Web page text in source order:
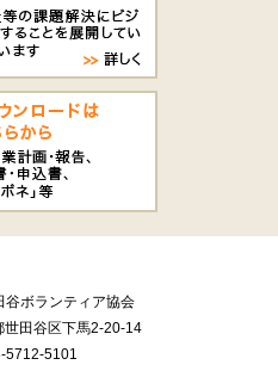
谷ボランティア協会
田谷区下馬2-20-14
5712-5101